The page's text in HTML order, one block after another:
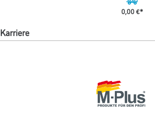
0,00 €
Karriere